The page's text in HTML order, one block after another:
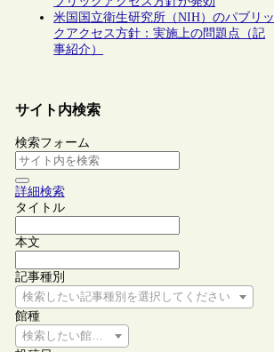
米国国立衛生研究所（NIH）のパブリッ
クアクセス方針：実施上の問題点（記
事紹介）
サイト内検索
検索フォーム
詳細検索
タイトル
本文
記事種別
検索したい記事種別を選択してください
館種
検索したい館種を選択してください